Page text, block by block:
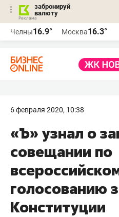
забронируй
валюту
Челны16.9° Москва16.3°
6 февраля 2020, 10:38
«Ъ» узнал о
совещании по
голосованию
Конституции